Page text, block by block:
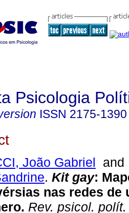
Psicologia
ISSN 2175-1390
João Gabriel
. Kit gay:
nas redes de
. Rev. psicol. polít.